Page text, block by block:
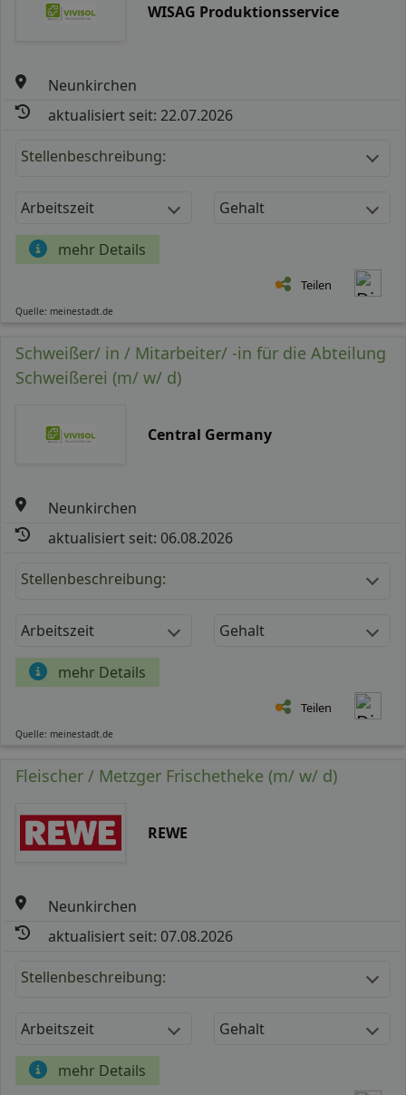
WISAG Produktionsservice
Neunkirchen
aktualisiert seit: 22.07.2026
Stellenbeschreibung:
Arbeitszeit Gehalt
mehr Details
Teilen
Quelle: meinestadt.de
Schweißer/ in / Mitarbeiter/ -in für die Abteilung
Schweißerei (m/ w/ d)
Central Germany
Neunkirchen
aktualisiert seit: 06.08.2026
Stellenbeschreibung:
Arbeitszeit Gehalt
mehr Details
Teilen
Quelle: meinestadt.de
Fleischer / Metzger Frischetheke (m/ w/ d)
REWE
Neunkirchen
aktualisiert seit: 07.08.2026
Stellenbeschreibung:
Arbeitszeit Gehalt
mehr Details